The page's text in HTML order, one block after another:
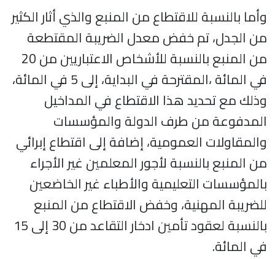
وأما بالنسبة للاقتطاع من المنبع والذي أثار الكثير
من الجدل، تم خفض معدل الضريبة المقتطعة
من المنبع بالنسبة للأشخاص الاعتباريين من 20
في المائة ،المقترحة في البداية، إلى 5 في المائة،
وذلك مع تحديد هذا الاقتطاع في المداخيل
المدفوعة من طرف الدولة والمؤسسات
والمقاولات العمومية، إضافة إلى اقتطاع إبرائي
من المنبع بالنسبة لأجور المعلمين غير الأجراء
بالمؤسسات التعليمية والأطباء غير الخاضعين
للضريبة المهنية، وخفض الاقتطاع من المنبع
بالنسبة لعقود تأمين ادخار التقاعد من 30 إلى 15
في المائة.